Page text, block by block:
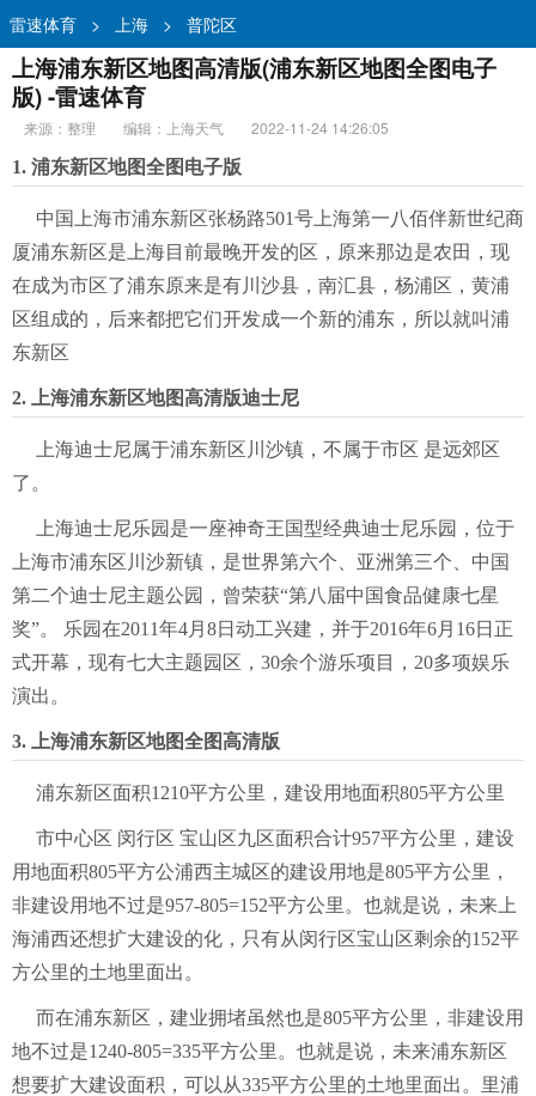
雷速体育 > 上海 > 普陀区
上海浦东新区地图高清版(浦东新区地图全图电子
版) -雷速体育
来源：整理 编辑：上海天气
2022-11-24 14:26:05
1. 浦东新区地图全图电子版
中国上海市浦东新区张杨路501号上海第一八佰伴新世纪商
厦浦东新区是上海目前最晚开发的区，原来那边是农田，现
在成为市区了浦东原来是有川沙县，南汇县，杨浦区，黄浦
区组成的，后来都把它们开发成一个新的浦东，所以就叫浦
东新区
2. 上海浦东新区地图高清版迪士尼
上海迪士尼属于浦东新区川沙镇，不属于市区 是远郊区
了。
上海迪士尼乐园是一座神奇王国型经典迪士尼乐园，位于
上海市浦东区川沙新镇，是世界第六个、亚洲第三个、中国
第二个迪士尼主题公园，曾荣获“第八届中国食品健康七星
奖”。 乐园在2011年4月8日动工兴建，并于2016年6月16日正
式开幕，现有七大主题园区，30余个游乐项目，20多项娱乐
演出。
3. 上海浦东新区地图全图高清版
浦东新区面积1210平方公里，建设用地面积805平方公里
市中心区 闵行区 宝山区九区面积合计957平方公里，建设
用地面积805平方公浦西主城区的建设用地是805平方公里，
非建设用地不过是957-805=152平方公里。也就是说，未来上
海浦西还想扩大建设的化，只有从闵行区宝山区剩余的152平
方公里的土地里面出。
而在浦东新区，建业拥堵虽然也是805平方公里，非建设用
地不过是1240-805=335平方公里。也就是说，未来浦东新区
想要扩大建设面积，可以从335平方公里的土地里面出。里浦